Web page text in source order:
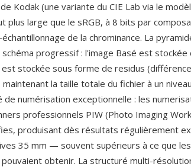
Kodak (une variante du CIE Lab via le
plus large que le sRGB, à 8 bits par
de la chrominance. La
progressif : l'image Basé est
stockée sous forme de residus
la taille totale du fichier à un
de numérisation exceptionnelle : les
professionnels PIW (Photo Imaging
produisant dès résultats régulièrement
35 mm — souvent supérieurs à ce que
obtenir. La structuré multi-